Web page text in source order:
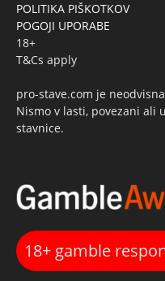
POLITIKA PIŠKOTKOV
POGOJI UPORABE
18+
T&Cs apply
pro-stave.com je
Nismo v lasti, povezani ali
stavnice.
18+ gamble